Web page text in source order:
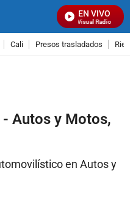
EN VIVO
Señal Visual Radio
Cali Presos trasladados
Autos y Motos,
en Autos y